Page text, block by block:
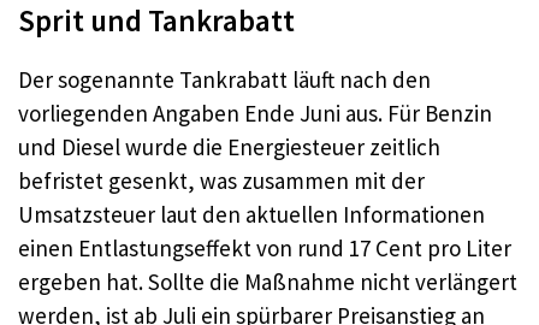
Sprit und Tankrabatt
Der sogenannte Tankrabatt läuft nach den
vorliegenden Angaben Ende Juni aus. Für Benzin
und Diesel wurde die Energiesteuer zeitlich
befristet gesenkt, was zusammen mit der
Umsatzsteuer laut den aktuellen Informationen
einen Entlastungseffekt von rund 17 Cent pro Liter
ergeben hat. Sollte die Maßnahme nicht verlängert
werden, ist ab Juli ein spürbarer Preisanstieg an